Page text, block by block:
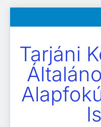
a
Szülői
Kötelező
Szülői
Kötelező
Tarjáni